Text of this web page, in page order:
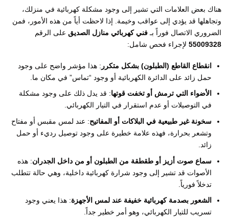
هناك بعض العلامات التي تشير إلى وجود مشكلة كهربائية في منزلك،
وتجاهلها قد يؤدي إلى عواقب وخيمة. إذا لاحظت أياً من هذه الأمور، فمن
الضروري الاتصال فوراً بـ فني كهربائي منازل الصديق على الرقم
55009328 لإجراء فحص شامل:
انقطاع القاطع (الطبلون) بشكل متكرر : هذا مؤشر واضح على وجود
حمل زائد على الدائرة الكهربائية أو وجود “تماس” في مكان ما.
الأضواء التي ترمش أو تخفت قوتها: قد يدل ذلك على وجود مشكلة
في التوصيلات أو عدم استقرار في التيار الكهربائي.
سخونة غير طبيعية في البلاكات أو المفاتيح: عند لمس مقبس أو مفتاح
وتشعر بحرارة، فهذه علامة خطيرة على وجود توصيل رديء أو حمل
زائد.
سماع صوت أزيز أو طقطقة من الطبلون أو من داخل الجدران: هذه
الأصوات قد تشير إلى وجود شرارة كهربائية داخلية، وهي حالة تتطلب
تدخلاً فورياً.
الشعور بصدمة كهربائية خفيفة عند لمس الأجهزة: هذا يعني وجود
تسريب للتيار الكهربائي، وهو أمر خطير جداً.